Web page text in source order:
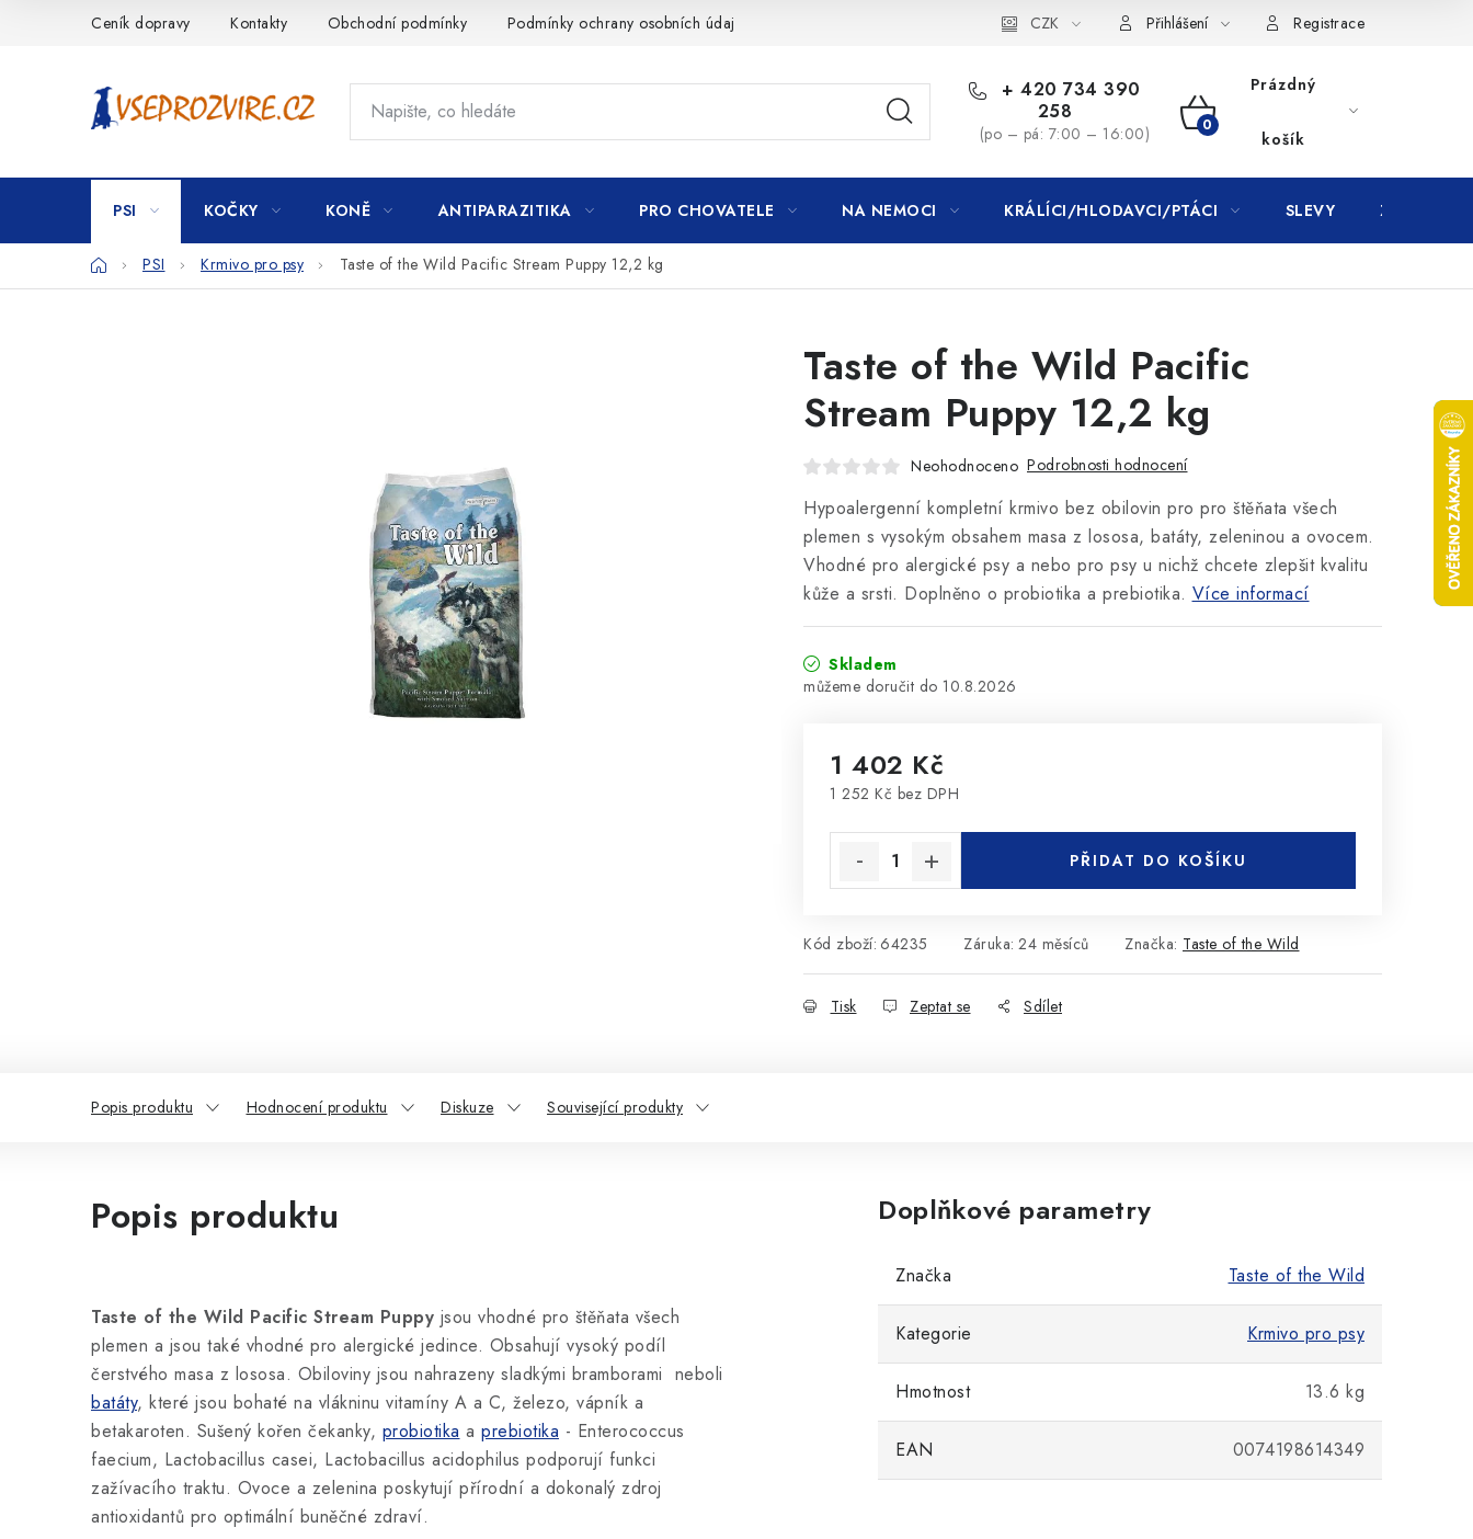
Ceník dopravy Kontakty Obchodní podmínky Podmínky ochrany osobních údajů CZK Přihlášení Registrace
+ 420 734 390
258
(po – pá: 7:00 – 16:00)
NÁKUPNÍ
KOŠÍK
Prázdný
košík
PSI KOČKY KONĚ ANTIPARAZITIKA PRO CHOVATELE NA NEMOCI KRÁLÍCI/HLODAVCI/PTÁCI SLEVY ZNAČKY
DomůPSI Krmivo pro psy Taste of the Wild Pacific Stream Puppy 12,2 kg
Taste of the Wild Pacific
Stream Puppy 12,2 kg
Neohodnoceno Podrobnosti hodnocení
Hypoalergenní kompletní krmivo bez obilovin pro pro štěňata všech
plemen s vysokým obsahem masa z lososa, batáty, zeleninou a ovocem.
Vhodné pro alergické psy a nebo pro psy u nichž chcete zlepšit kvalitu
kůže a srsti. Doplněno o probiotika a prebiotika. Více informací
Skladem
10.8.2026
1 402 Kč
1 252 Kč bez DPH
PŘIDAT DO KOŠÍKU
Kód zboží: 64235 Záruka: 24 měsíců Značka: Taste of the Wild
Tisk Zeptat se Sdílet
Popis produktu Hodnocení produktu Diskuze Související produkty
Popis produktu
Taste of the Wild Pacific Stream Puppy jsou vhodné pro štěňata všech
plemen a jsou také vhodné pro alergické jedince. Obsahují vysoký podíl
čerstvého masa z lososa. Obiloviny jsou nahrazeny sladkými bramborami neboli
batáty, které jsou bohaté na vlákninu vitamíny A a C, železo, vápník a
betakaroten. Sušený kořen čekanky, probiotika a prebiotika - Enterococcus
faecium, Lactobacillus casei, Lactobacillus acidophilus podporují funkci
zažívacího traktu. Ovoce a zelenina poskytují přírodní a dokonalý zdroj
antioxidantů pro optimální buněčné zdraví.
Doplňkové parametry
Značka Taste of the Wild
Kategorie Krmivo pro psy
Hmotnost 13.6 kg
EAN 0074198614349